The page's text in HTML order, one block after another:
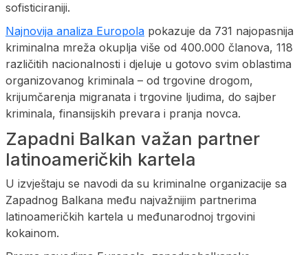
sofisticiraniji.
Najnovija analiza Europola pokazuje da 731 najopasnija
kriminalna mreža okuplja više od 400.000 članova, 118
različitih nacionalnosti i djeluje u gotovo svim oblastima
organizovanog kriminala – od trgovine drogom,
krijumčarenja migranata i trgovine ljudima, do sajber
kriminala, finansijskih prevara i pranja novca.
Zapadni Balkan važan partner
latinoameričkih kartela
U izvještaju se navodi da su kriminalne organizacije sa
Zapadnog Balkana među najvažnijim partnerima
latinoameričkih kartela u međunarodnoj trgovini
kokainom.